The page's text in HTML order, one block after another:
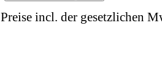
Preise incl. der gesetzlichen